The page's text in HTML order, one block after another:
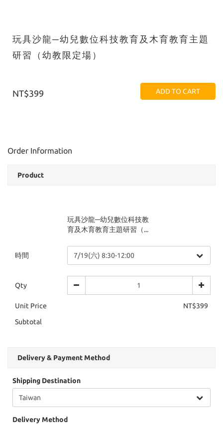
玩具沙龍─幼兒數位科技教育及木育教育主題
研習（幼教限定場）
NT$399 ADD TO CART
Order Information
Product
玩具沙龍─幼兒數位科技教
育及木育教育主題研習（...
時間
Qty
Unit Price
NT$399
Subtotal
Delivery & Payment Method
Shipping Destination
Delivery Method